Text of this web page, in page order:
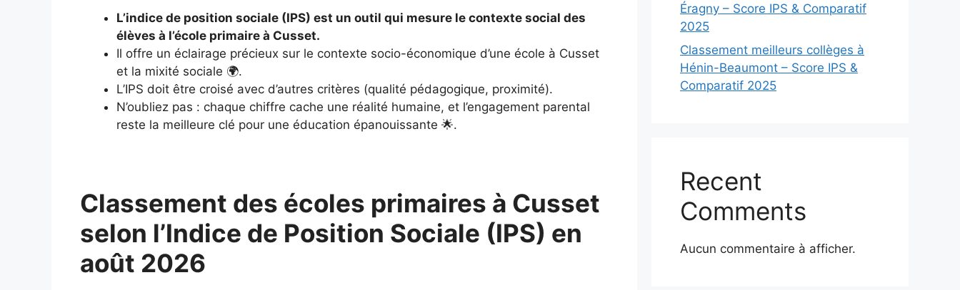
L’indice de position sociale (IPS) est un outil qui mesure le contexte social des
élèves à l’école primaire à Cusset.
Il offre un éclairage précieux sur le contexte socio-économique d’une école à Cusset
et la mixité sociale 🌍.
L’IPS doit être croisé avec d’autres critères (qualité pédagogique, proximité).
N’oubliez pas : chaque chiffre cache une réalité humaine, et l’engagement parental
reste la meilleure clé pour une éducation épanouissante 🌟.
Classement des écoles primaires à Cusset
selon l’Indice de Position Sociale (IPS) en
août 2026
Éragny – Score IPS & Comparatif
2025
Classement meilleurs collèges à
Hénin-Beaumont – Score IPS &
Comparatif 2025
Recent
Comments
Aucun commentaire à afficher.